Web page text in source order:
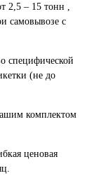
2,5 – 15 тонн ,
самовывозе с
специфической
(не до
комплектом
ценовая